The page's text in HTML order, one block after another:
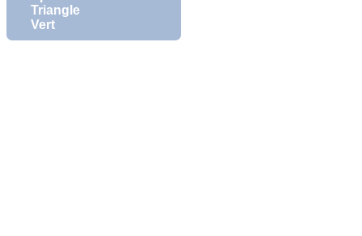
Triangle
Vert